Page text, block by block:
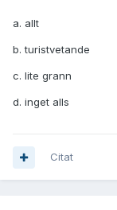
a. allt
b. turistvetande
c. lite grann
d. inget alls
Citat